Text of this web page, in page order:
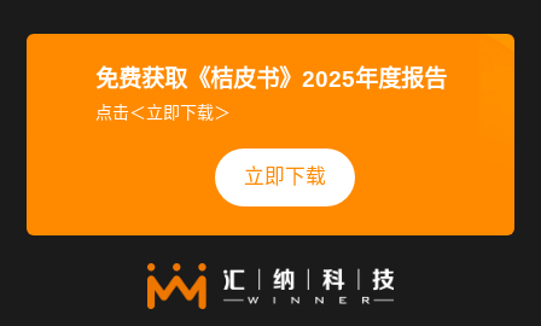
免费获取《桔皮书》2025年度报告
点击＜立即下载＞
立即下载